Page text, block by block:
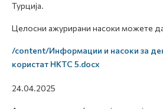
Турција.
Целосни ажурирани насоки можете
/content/Информации и насоки за
користат НКТС 5.docx
24.04.2025